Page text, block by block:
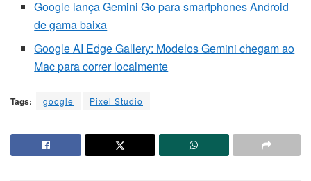
Google lança Gemini Go para smartphones Android
de gama baixa
Google AI Edge Gallery: Modelos Gemini chegam ao
Mac para correr localmente
Tags: google Pixel Studio